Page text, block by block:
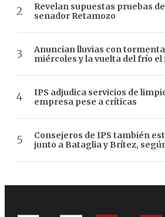
Revelan supuestas pruebas
senador Retamozo
Anuncian lluvias con
miércoles y la vuelta del frío
IPS adjudica servicios de
empresa pese a críticas
Consejeros de IPS también
junto a Bataglia y Brítez,